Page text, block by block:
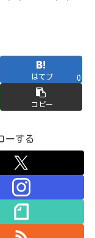
はてブ 0
コピー
ーする